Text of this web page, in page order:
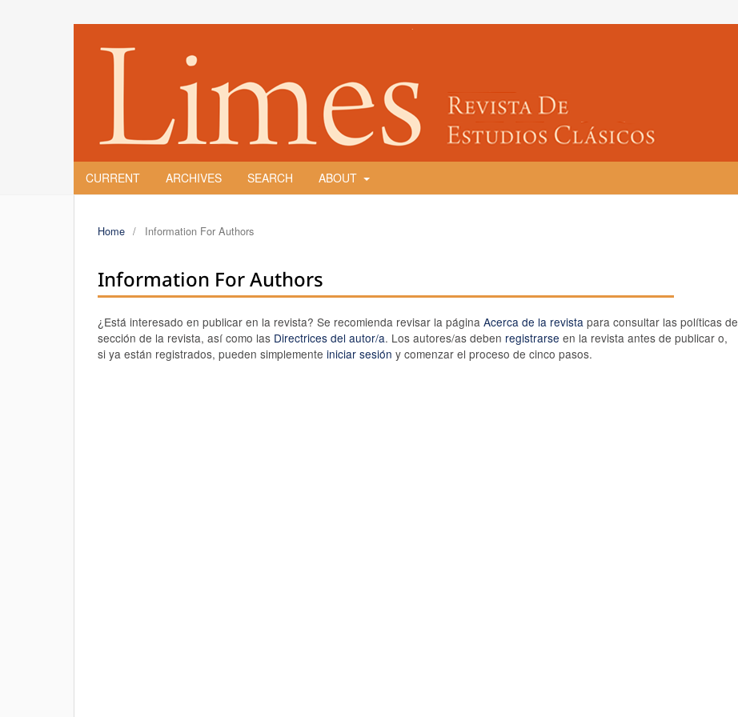
CURRENT ARCHIVES SEARCH ABOUT
Home / Information For Authors
Information For Authors
¿Está interesado en publicar en la revista? Se recomienda revisar la página Acerca de la revista para consultar las políticas de
sección de la revista, así como las Directrices del autor/a. Los autores/as deben registrarse en la revista antes de publicar o,
si ya están registrados, pueden simplemente iniciar sesión y comenzar el proceso de cinco pasos.